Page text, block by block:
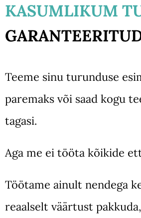
KASUMLIKUM
Teeme sinu turunduse
paremaks või saad kogu
tagasi.
Aga me ei tööta kõikide
Töötame ainult nendega
reaalselt väärtust